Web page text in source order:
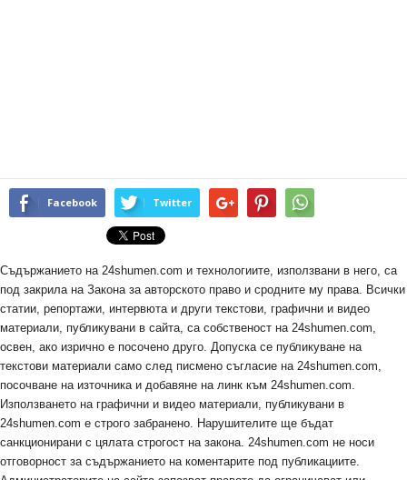
Facebook Twitter
Съдържанието на 24shumen.com и технологиите, използвани в него, са
под закрила на Закона за авторското право и сродните му права. Всички
статии, репортажи, интервюта и други текстови, графични и видео
материали, публикувани в сайта, са собственост на 24shumen.com,
освен, ако изрично е посочено друго. Допуска се публикуване на
текстови материали само след писмено съгласие на 24shumen.com,
посочване на източника и добавяне на линк към 24shumen.com.
Използването на графични и видео материали, публикувани в
24shumen.com е строго забранено. Нарушителите ще бъдат
санкционирани с цялата строгост на закона. 24shumen.com не носи
отговорност за съдържанието на коментарите под публикациите.